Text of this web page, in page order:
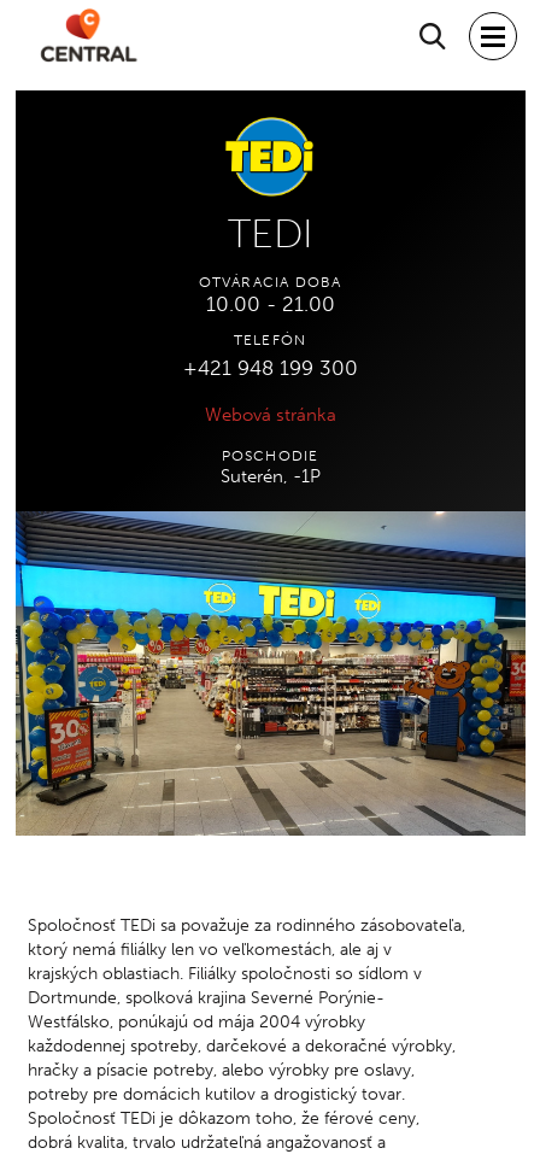
Hľadať
TEDI
OTVÁRACIA DOBA
10.00 - 21.00
TELEFÓN
+421 948 199 300
Webová stránka
POSCHODIE
Suterén, -1P
Spoločnosť TEDi sa považuje za rodinného zásobovateľa,
ktorý nemá filiálky len vo veľkomestách, ale aj v
krajských oblastiach. Filiálky spoločnosti so sídlom v
Dortmunde, spolková krajina Severné Porýnie-
Westfálsko, ponúkajú od mája 2004 výrobky
každodennej spotreby, darčekové a dekoračné výrobky,
hračky a písacie potreby, alebo výrobky pre oslavy,
potreby pre domácich kutilov a drogistický tovar.
Spoločnosť TEDi je dôkazom toho, že férové ceny,
dobrá kvalita, trvalo udržateľná angažovanosť a